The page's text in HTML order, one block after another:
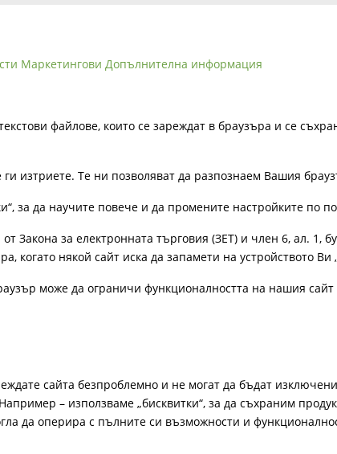
Маркетингови Допълнителна информация
файлове, които се зареждат в браузъра и се
ги изтриете. Те ни позволяват да разпознаем Вашия
за да научите повече и да промените настройките по
Закона за електронната търговия (ЗЕТ) и член 6, ал. 1,
когато някой сайт иска да запамети на устройството
може да ограничи функционалността на нашия сайт
сайта безпроблемно и не могат да бъдат
– използваме „бисквитки“, за да съхраним
да оперира с пълните си възможности и